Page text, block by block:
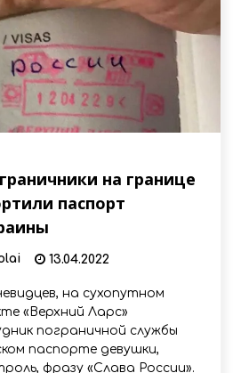
на границе
паспорт
13.04.2022
на сухопутном
«Верхний Ларс»
пограничной службы
паспорте девушки,
фразу «Слава России».